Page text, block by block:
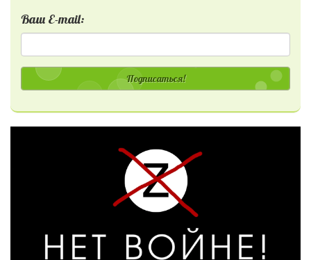
Ваш E-mail:
Подписаться!